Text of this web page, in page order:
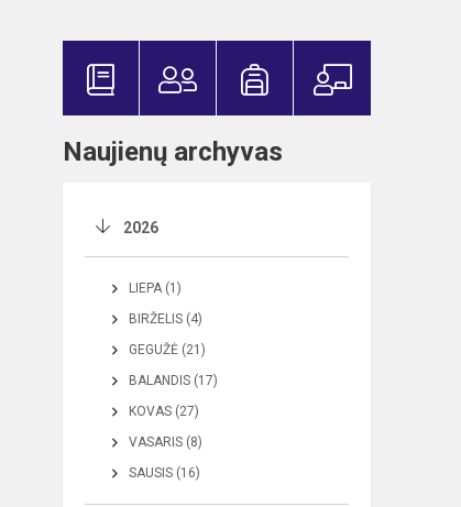
Naujienų archyvas
2026
LIEPA (1)
BIRŽELIS (4)
GEGUŽĖ (21)
BALANDIS (17)
KOVAS (27)
VASARIS (8)
SAUSIS (16)